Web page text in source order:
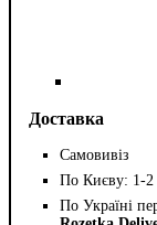
Доставка
Самовивіз
По Києву: 1-2
По Україні